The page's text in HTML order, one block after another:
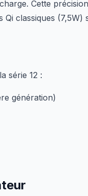
Cette
classiques (7,5W)
série 12 :
génération)